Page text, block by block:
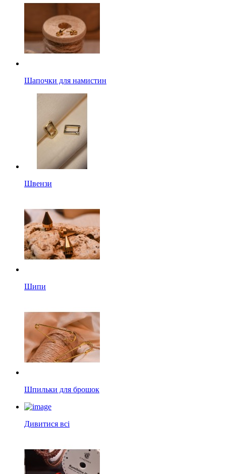
Шапочки для намистин
Швензи
Шипи
Шпильки для брошок
Дивитися всі